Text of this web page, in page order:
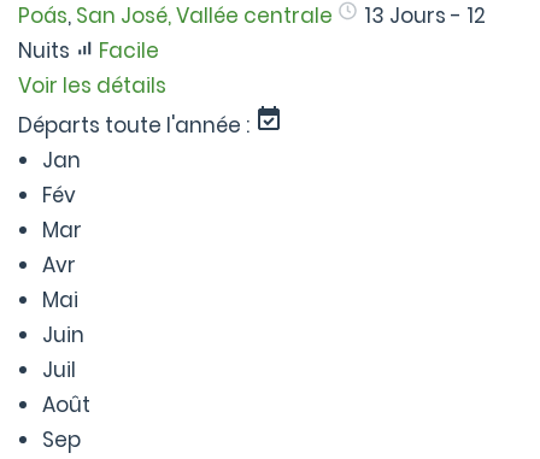
Poás, San José, Vallée centrale
13 Jours - 12
Nuits
Facile
Voir les détails
Départs toute l'année :
Jan
Fév
Mar
Avr
Mai
Juin
Juil
Août
Sep